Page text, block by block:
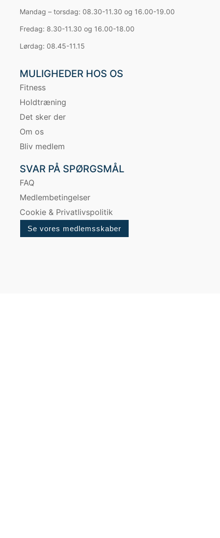
Mandag – torsdag: 08.30-11.30 og 16.00-19.00
Fredag: 8.30-11.30 og 16.00-18.00
Lørdag: 08.45-11.15
MULIGHEDER HOS OS
Fitness
Holdtræning
Det sker der
Om os
Bliv medlem
SVAR PÅ SPØRGSMÅL
FAQ
Medlembetingelser
Cookie & Privatlivspolitik
Se vores medlemsskaber